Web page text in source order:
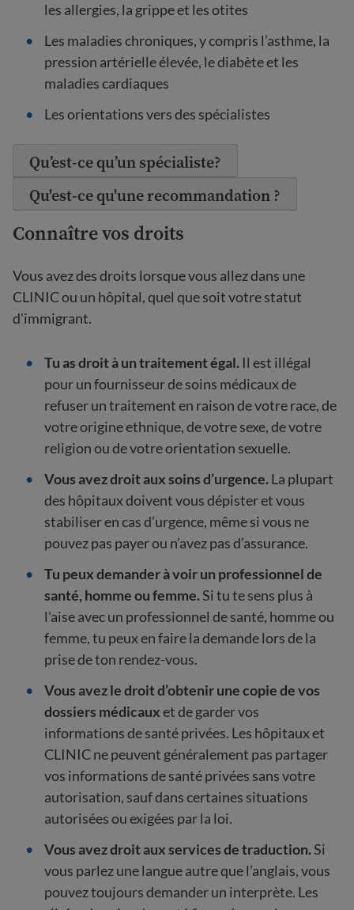
les allergies, la grippe et les otites
Les maladies chroniques, y compris l’asthme, la
pression artérielle élevée, le diabète et les
maladies cardiaques
Les orientations vers des spécialistes
Qu’est-ce qu’un spécialiste?
Qu'est-ce qu'une recommandation ?
Connaître vos droits
Vous avez des droits lorsque vous allez dans une
CLINIC ou un hôpital, quel que soit votre statut
d'immigrant.
Tu as droit à un traitement égal. Il est illégal
pour un fournisseur de soins médicaux de
refuser un traitement en raison de votre race, de
votre origine ethnique, de votre sexe, de votre
religion ou de votre orientation sexuelle.
Vous avez droit aux soins d’urgence.La plupart
des hôpitaux doivent vous dépister et vous
stabiliser en cas d’urgence, même si vous ne
pouvez pas payer ou n’avez pas d’assurance.
Tu peux demander à voir un professionnel de
santé, homme ou femme.Si tu te sens plus à
l'aise avec un professionnel de santé, homme ou
femme, tu peux en faire la demande lors de la
prise de ton rendez-vous.
Vous avez le droit d’obtenir une copie de vos
dossiers médicauxet de garder vos
informations de santé privées. Les hôpitaux et
CLINIC ne peuvent généralement pas partager
vos informations de santé privées sans votre
autorisation, sauf dans certaines situations
autorisées ou exigées par la loi.
Vous avez droit aux services de traduction.Si
vous parlez une langue autre que l’anglais, vous
pouvez toujours demander un interprète. Les